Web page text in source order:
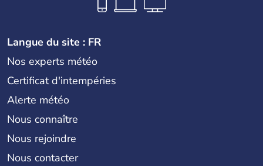
Langue du site : FR
Nos experts météo
Certificat d'intempéries
Alerte météo
Nous connaître
Nous rejoindre
Nous contacter